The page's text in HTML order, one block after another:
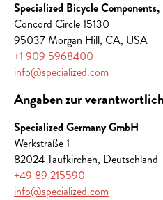
Specialized Bicycle Components,
Concord Circle 15130
95037 Morgan Hill, CA, USA
+1 909 5968400
info@specialized.com
Angaben zur
Specialized Germany GmbH
Werkstraße 1
82024 Taufkirchen, Deutschland
+49 89 215590
info@specialized.com